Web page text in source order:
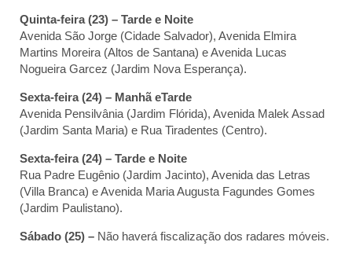
Quinta-feira (23) – Tarde e Noite
Avenida São Jorge (Cidade Salvador), Avenida Elmira
Martins Moreira (Altos de Santana) e Avenida Lucas
Nogueira Garcez (Jardim Nova Esperança).
Sexta-feira (24) – Manhã eTarde
Avenida Pensilvânia (Jardim Flórida), Avenida Malek Assad
(Jardim Santa Maria) e Rua Tiradentes (Centro).
Sexta-feira (24) – Tarde e Noite
Rua Padre Eugênio (Jardim Jacinto), Avenida das Letras
(Villa Branca) e Avenida Maria Augusta Fagundes Gomes
(Jardim Paulistano).
Sábado (25) – Não haverá fiscalização dos radares móveis.